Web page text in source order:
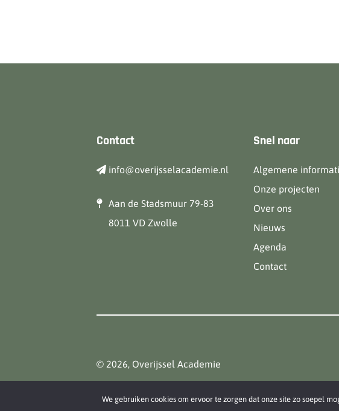
Contact
info@overijsselacademie.nl
Aan de Stadsmuur 79-83
8011 VD Zwolle
Snel naar
Algemene
Onze projecten
Over ons
Nieuws
Agenda
Contact
© 2026, Overijssel Academie
We gebruiken cookies om ervoor te zorgen dat onze site zo soepel